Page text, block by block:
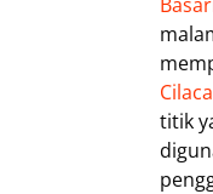
titik